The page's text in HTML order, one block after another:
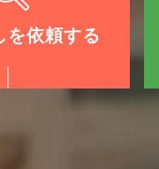
を依頼する